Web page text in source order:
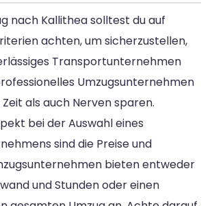
nach Kallithea solltest du auf
achten, um sicherzustellen,
Transportunternehmen
Umzugsunternehmen
als auch Nerven sparen.
bei der Auswahl eines
sind die Preise und
bieten entweder
und Stunden oder einen